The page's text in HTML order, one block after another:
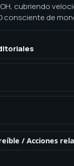
cubriendo
consciente de
El SEO para
temática, la
y la
/ Acciones